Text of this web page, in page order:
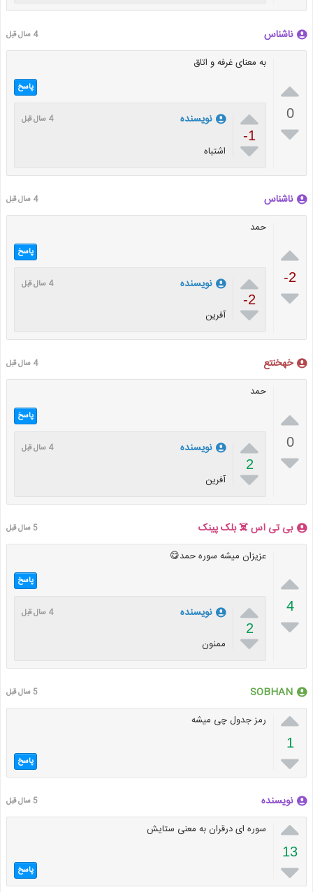
ناشناس 4 سال قبل

0

به معنای غرفه و اتاق
پاسخ

-1

نويسنده 4 سال قبل
اشتباه
ناشناس 4 سال قبل

-2

حمد
پاسخ

-2

نويسنده 4 سال قبل
آفرین
خهخنتع 4 سال قبل

0

حمد
پاسخ

2

نويسنده 4 سال قبل
آفرین
بی تی اس ☠️ بلک پینک 5 سال قبل

4

عزیزان میشه سوره حمد😋
پاسخ

2

نويسنده 4 سال قبل
ممنون
SOBHAN 5 سال قبل

1

رمز جدول چی میشه
پاسخ
نویسنده 5 سال قبل

13

سوره ای درقران به معنی ستایش
پاسخ